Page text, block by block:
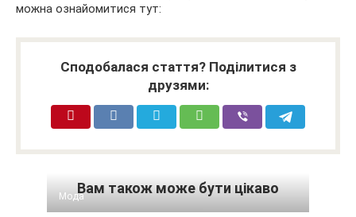
можна ознайомитися тут:
Сподобалася стаття? Поділитися з
друзями:
Вам також може бути цікаво
Мода